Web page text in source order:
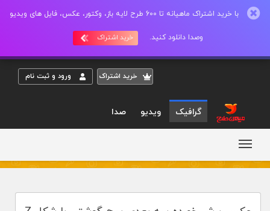
با خرید اشتراک ماهیانه تا 600 طرح لایه باز، وکتور، عکس، فایل های ویدیو
وصدا دانلود کنید. خرید اشتراک
خريد اشتراک ورود و ثبت نام
گرافیک ویدیو صدا